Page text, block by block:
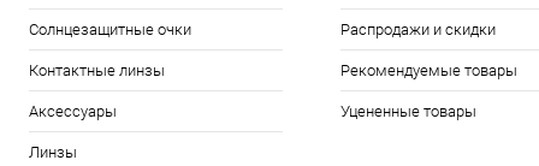
Солнцезащитные очки
Контактные линзы
Аксессуары
Линзы
Распродажи и скидки
Рекомендуемые товары
Уцененные товары